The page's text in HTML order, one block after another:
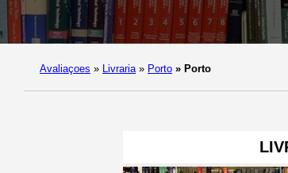
Avaliaçoes » Livraria » Porto » Porto